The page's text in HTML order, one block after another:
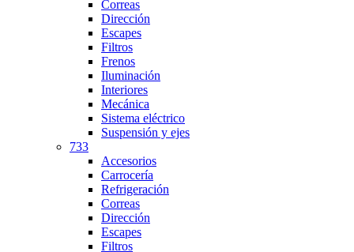
Correas
Dirección
Escapes
Filtros
Frenos
Iluminación
Interiores
Mecánica
Sistema eléctrico
Suspensión y ejes
733
Accesorios
Carrocería
Refrigeración
Correas
Dirección
Escapes
Filtros